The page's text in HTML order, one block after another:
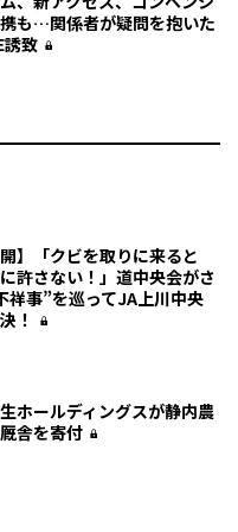
も…関係者が疑問を抱いた
誘致
開】「クビを取りに来ると
許さない！」道中央会がさ
祥事”を巡ってJA上川中央
！
ホールディングスが静内農
舎を寄付